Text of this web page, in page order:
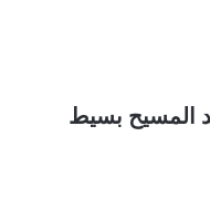
المسيح بسيط